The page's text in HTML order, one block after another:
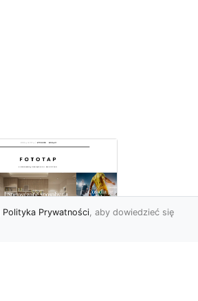
Polityka Prywatności, aby dowiedzieć się